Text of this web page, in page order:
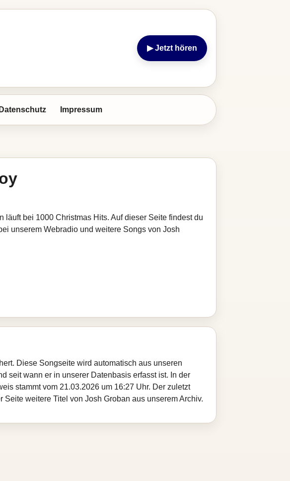
▶ Jetzt hören
Datenschutz Impressum
läuft bei 1000 Christmas Hits. Auf dieser Seite findest du
unserem Webradio und weitere Songs von Josh
Diese Songseite wird automatisch aus unseren
seit wann er in unserer Datenbasis erfasst ist. In der
stammt vom 21.03.2026 um 16:27 Uhr. Der zuletzt
weitere Titel von Josh Groban aus unserem Archiv.